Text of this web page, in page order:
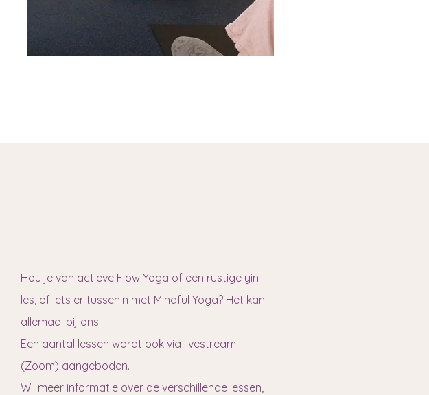
Hou je van actieve Flow Yoga of een rustige yin
les, of iets er tussenin met Mindful Yoga? Het kan
allemaal bij ons!
Een aantal lessen wordt ook via livestream
(Zoom) aangeboden.
Wil meer informatie over de verschillende lessen,